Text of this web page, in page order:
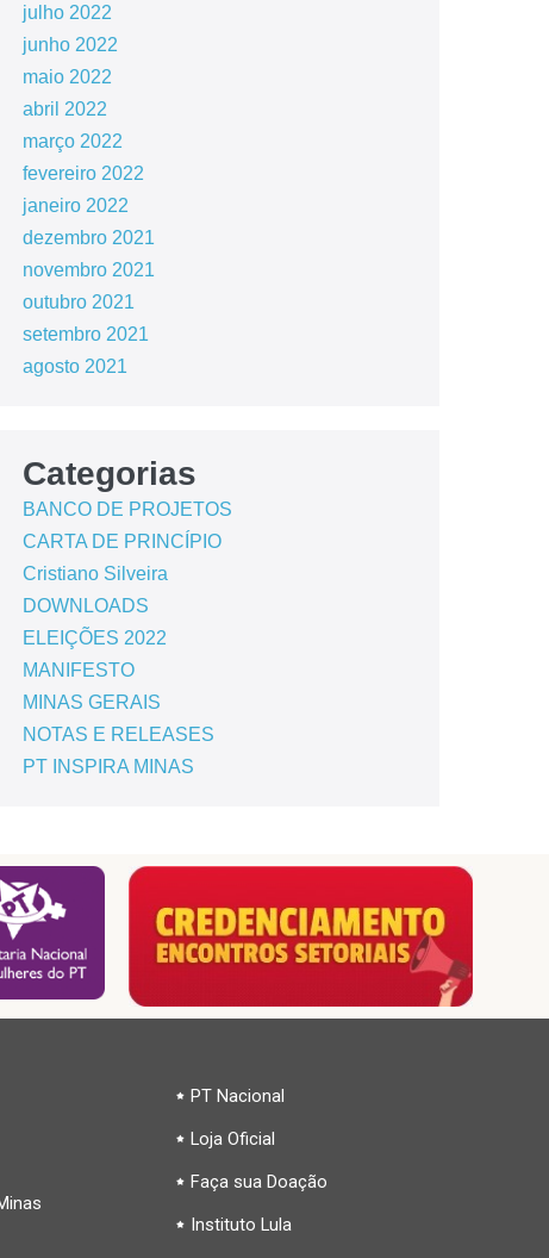
julho 2022
junho 2022
maio 2022
abril 2022
março 2022
fevereiro 2022
janeiro 2022
dezembro 2021
novembro 2021
outubro 2021
setembro 2021
agosto 2021
Categorias
BANCO DE PROJETOS
CARTA DE PRINCÍPIO
Cristiano Silveira
DOWNLOADS
ELEIÇÕES 2022
MANIFESTO
MINAS GERAIS
NOTAS E RELEASES
PT INSPIRA MINAS
PT Nacional
Loja Oficial
Faça sua Doação
Instituto Lula